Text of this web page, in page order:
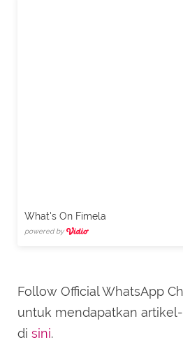
What's On Fimela
powered by
Follow Official WhatsApp
untuk mendapatkan
di sini.